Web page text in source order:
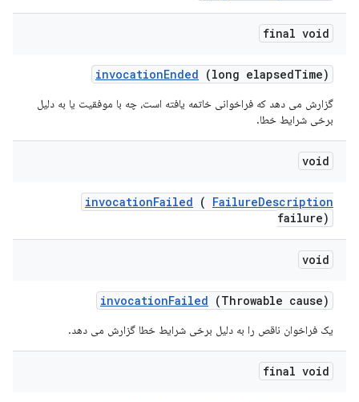
final void
invocationEnded (long elapsedTime)
گزارش می دهد که فراخوانی خاتمه یافته است، چه با موفقیت یا به دلیل
برخی شرایط خطا.
void
invocationFailed ( FailureDescription
failure)
void
invocationFailed (Throwable cause)
یک فراخوان ناقص را به دلیل برخی شرایط خطا گزارش می دهد.
final void